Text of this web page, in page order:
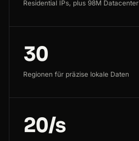
Residential IPs, plus 98M Datacenter
30
Regionen für präzise lokale Daten
20/s